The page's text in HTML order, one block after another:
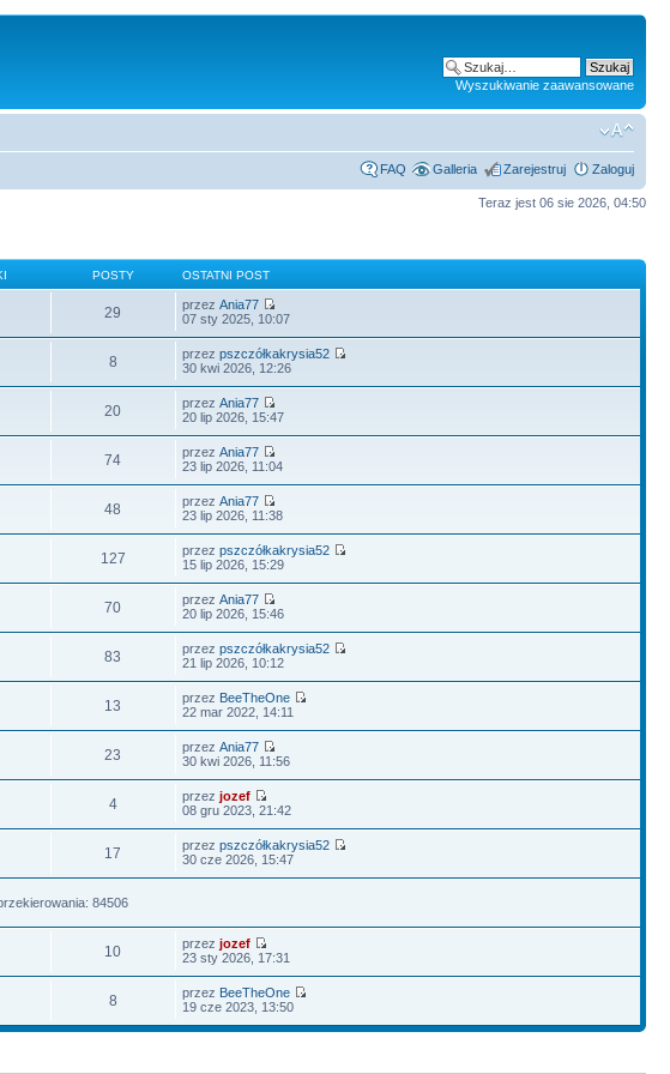
Wyszukiwanie zaawansowane
FAQ Galleria Zarejestruj Zaloguj
Teraz jest 06 sie 2026, 04:50
POSTY OSTATNI POST
29 przezAnia77
07 sty 2025, 10:07
8 przezpszczółkakrysia52
30 kwi 2026, 12:26
20 przezAnia77
20 lip 2026, 15:47
74 przezAnia77
23 lip 2026, 11:04
48 przezAnia77
23 lip 2026, 11:38
127 przezpszczółkakrysia52
15 lip 2026, 15:29
70 przezAnia77
20 lip 2026, 15:46
83 przezpszczółkakrysia52
21 lip 2026, 10:12
13 przez BeeTheOne
22 mar 2022, 14:11
23 przezAnia77
30 kwi 2026, 11:56
4 przezjozef
08 gru 2023, 21:42
17 przezpszczółkakrysia52
30 cze 2026, 15:47
84506
10 przezjozef
23 sty 2026, 17:31
8 przez BeeTheOne
19 cze 2023, 13:50